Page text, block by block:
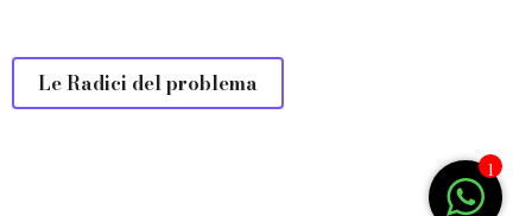
Le Radici del problema
1